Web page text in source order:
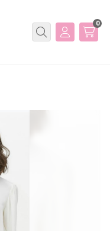
Buscar
0